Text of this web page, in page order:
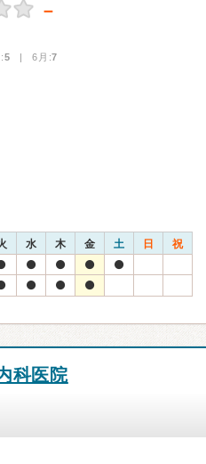
－
5 | 6月:7
水 木 金 土 日 祝
科医院